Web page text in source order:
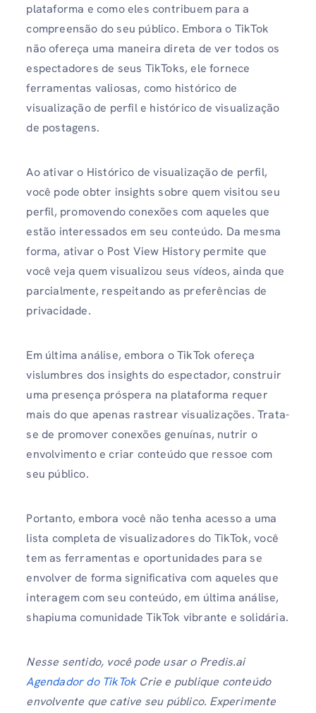
plataforma e como eles contribuem para a
compreensão do seu público. Embora o TikTok
não ofereça uma maneira direta de ver todos os
espectadores de seus TikToks, ele fornece
ferramentas valiosas, como histórico de
visualização de perfil e histórico de visualização
de postagens.
Ao ativar o Histórico de visualização de perfil,
você pode obter insights sobre quem visitou seu
perfil, promovendo conexões com aqueles que
estão interessados ​​em seu conteúdo. Da mesma
forma, ativar o Post View History permite que
você veja quem visualizou seus vídeos, ainda que
parcialmente, respeitando as preferências de
privacidade.
Em última análise, embora o TikTok ofereça
vislumbres dos insights do espectador, construir
uma presença próspera na plataforma requer
mais do que apenas rastrear visualizações. Trata-
se de promover conexões genuínas, nutrir o
envolvimento e criar conteúdo que ressoe com
seu público.
Portanto, embora você não tenha acesso a uma
lista completa de visualizadores do TikTok, você
tem as ferramentas e oportunidades para se
envolver de forma significativa com aqueles que
interagem com seu conteúdo, em última análise,
shapiuma comunidade TikTok vibrante e solidária.
Nesse sentido, você pode usar o Predis.ai
Agendador do TikTokCrie e publique conteúdo
envolvente que cative seu público. Experimente